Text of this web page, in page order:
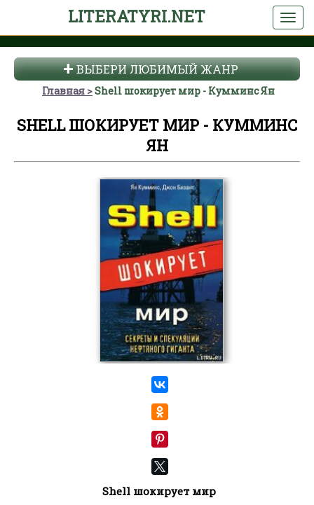
LITERATYRI.NET
ВЫБЕРИ ЛЮБИМЫЙ ЖАНР
Главная Shell шокирует мир - Кумминс Ян
SHELL ШОКИРУЕТ МИР - КУММИНС
ЯН
Shell шокирует мир